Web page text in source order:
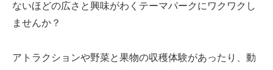
ないほどの広さと興味がわくテーマパークにワクワクし
ませんか？
アトラクションや野菜と果物の収穫体験があったり、動